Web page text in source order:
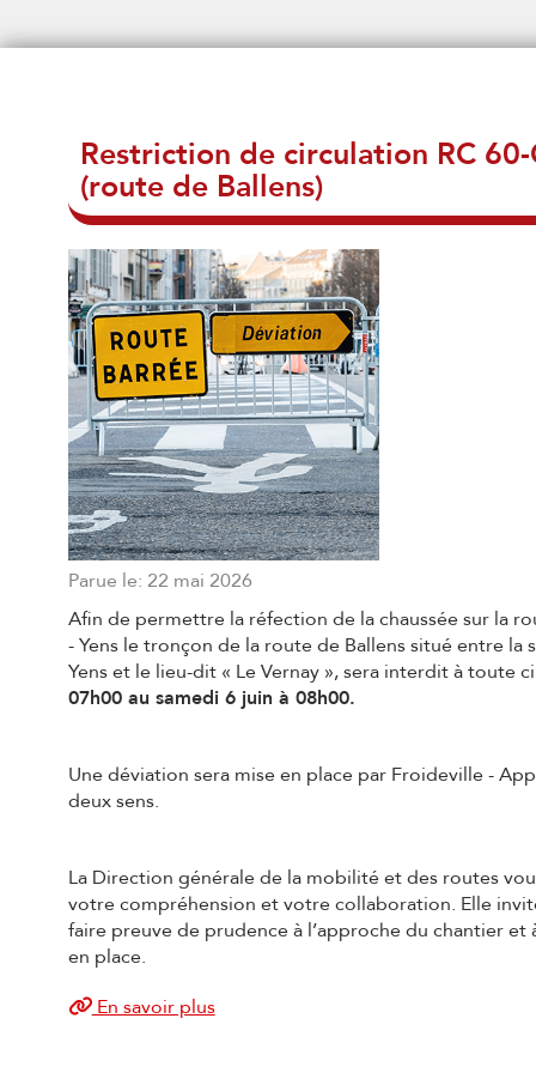
Restriction de circulation RC
(route de Ballens)
Parue le: 22 mai 2026
Afin de permettre la réfection de la chaussée sur la
-Yens le tronçon de la route de Ballens situé entre la
Yenset le lieu-dit « Le Vernay », sera interdit à toute
07h00 au samedi 6 juin à 08h00.
Une déviation sera mise en place par Froideville -
deux sens.
La Direction générale de la mobilité et des routes
votrecompréhension et votre collaboration. Elle
faire preuve de prudence à l’approche du chantier
en place.
En savoir plus